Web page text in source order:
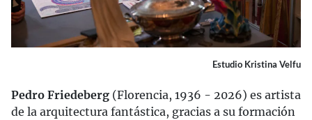
Estudio Kristina Velfu
Pedro Friedeberg (Florencia, 1936 - 2026) es artista
de la arquitectura fantástica, gracias a su formación